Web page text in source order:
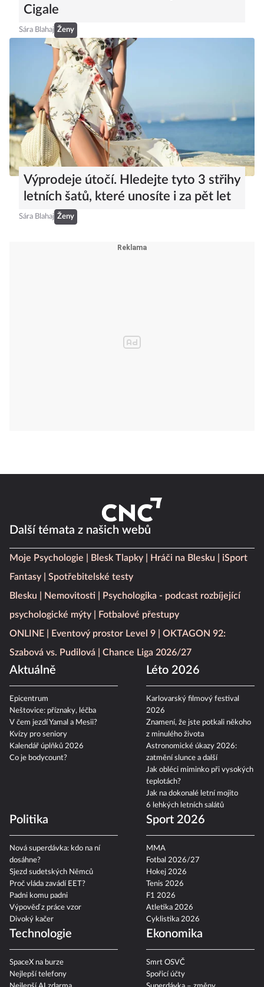
Cigale
Sára Blahaj Ženy
Výprodeje útočí. Hledejte tyto 3 střihy
letních šatů, které unosíte i za pět let
Sára Blahaj Ženy
Další témata z našich webů
Moje Psychologie Blesk Tlapky Hráči na Blesku
iSport
Fantasy
Spotřebitelské testy
Blesku
Nemovitosti
Psychologika - podcast rozbíjející
psychologické mýty
Fotbalové přestupy
ONLINE
Eventový prostor Level 9
OKTAGON 92:
Szabová vs. Pudilová
Chance Liga 2026/27
Aktuálně
Epicentrum
Neštovice: příznaky, léčba
V čem jezdí Yamal a Mesii?
Kvízy pro seniory
Kalendář úplňků 2026
Co je bodycount?
Léto 2026
Karlovarský filmový festival
2026
Znamení, že jste potkali někoho
z minulého života
Astronomické úkazy 2026:
zatmění slunce a další
Jak obléci miminko při vysokých
teplotách?
Jak na dokonalé letní mojito
6 lehkých letních salátů
Politika
Nová superdávka: kdo na ní
dosáhne?
Sjezd sudetských Němců
Proč vláda zavádí EET?
Padni komu padni
Výpověď z práce vzor
Divoký kačer
Sport 2026
MMA
Fotbal 2026/27
Hokej 2026
Tenis 2026
F1 2026
Atletika 2026
Cyklistika 2026
Technologie
SpaceX na burze
Nejlepší telefony
Ekonomika
Smrt OSVČ
Spořicí účty